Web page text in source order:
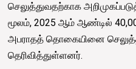
செலுத்துவதற்காக
மூலம், 2025 ஆம் ஆண்டில்
அபராதத் தொகையினை
தெரிவித்துள்ளனர்.